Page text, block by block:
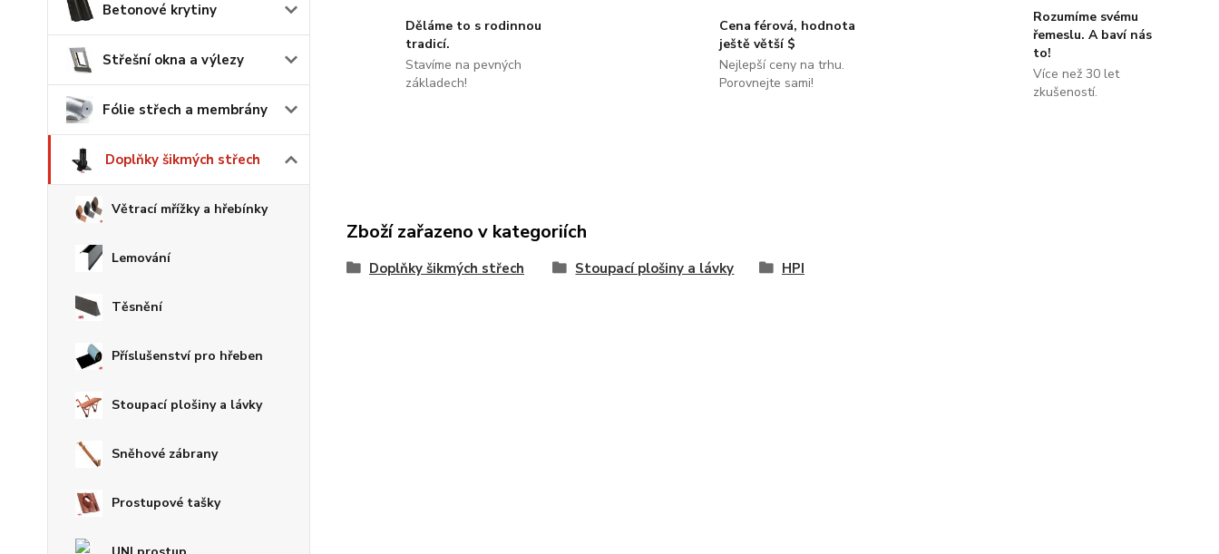
Betonové krytiny
Střešní okna a výlezy
Fólie střech a membrány
Doplňky šikmých střech
Větrací mřížky a hřebínky
Lemování
Těsnění
Příslušenství pro hřeben
Stoupací plošiny a lávky
Sněhové zábrany
Prostupové tašky
Děláme to s rodinnou
tradicí.
Stavíme na pevných
základech!
Cena férová, hodnota
ještě větší $
Nejlepší ceny na trhu.
Porovnejte sami!
Rozumíme svému
řemeslu. A baví nás
to!
Více než 30 let
zkušeností.
Zboží zařazeno v kategoriích
Doplňky šikmých střech Stoupací plošiny a lávky HPI